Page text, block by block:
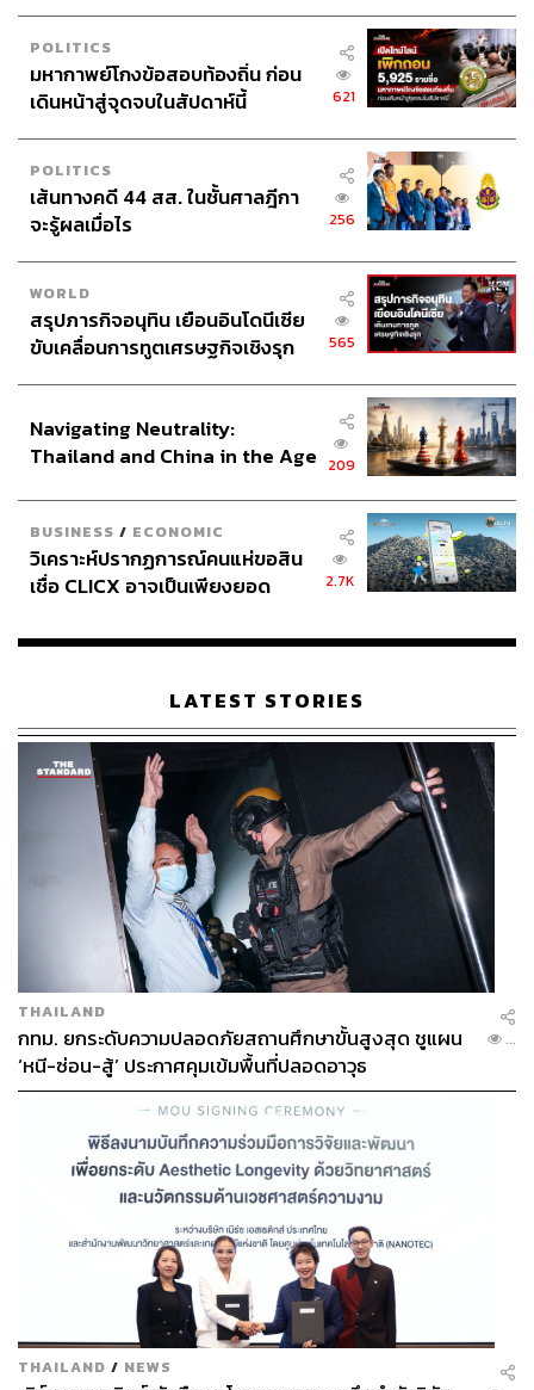
POLITICS
มหากาพย์โกงข้อสอบท้องถิ่น ก่อน
เดินหน้าสู่จุดจบในสัปดาห์นี้
621
POLITICS
เส้นทางคดี 44 สส. ในชั้นศาลฎีกา
จะรู้ผลเมื่อไร
256
WORLD
สรุปภารกิจอนุทิน เยือนอินโดนีเซีย
ขับเคลื่อนการทูตเศรษฐกิจเชิงรุก
565
Navigating Neutrality:
Thailand and China in the Age
209
BUSINESS / ECONOMIC
วิเคราะห์ปรากฏการณ์คนแห่ขอสิน
เชื่อ CLICX อาจเป็นเพียงยอด
เรือนไทยที่ถูกซุกไว้
2.7K
LATEST STORIES
THAILAND
กทม. ยกระดับความปลอดภัยสถานศึกษาขั้นสูงสุด ชูแผน
‘หนี-ซ่อน-สู้’ ประกาศคุมเข้มพื้นที่ปลอดอาวุธ
...
THAILAND / NEWS